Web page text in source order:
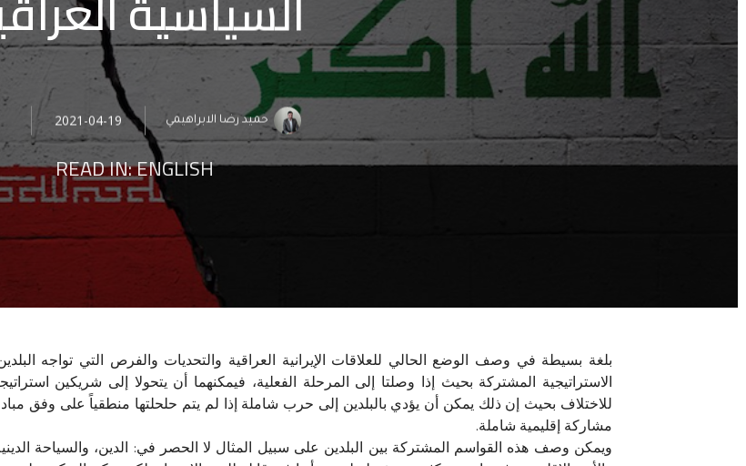
حميد رضا الابراهيمي 2021-04-19
READ IN:ENGLISH
بلغة بسيطة في وصف الوضع الحالي للعلاقات الإيرانية العراقية والتحديات والفرص التي تواجه
الاستراتيجية المشتركة بحيث إذا وصلتا إلى المرحلة الفعلية، فيمكنهما أن يتحولا إلى شريكين
للاختلاف بحيث إن ذلك يمكن أن يؤدي بالبلدين إلى حرب شاملة إذا لم يتم حلحلتها منطقياً على وفق
مشاركة إقليمية شاملة.
ويمكن وصف هذه القواسم المشتركة بين البلدين على سبيل المثال لا الحصر في: الدين، والسياحة الدينية